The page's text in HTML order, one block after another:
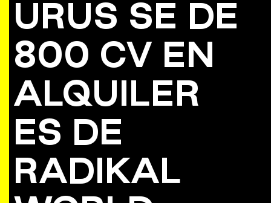
URUS SE DE
800 CV EN
ALQUILER
ES DE
RADIKAL